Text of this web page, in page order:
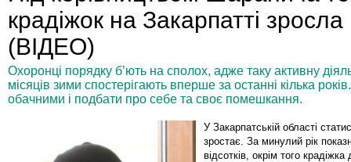
крадіжок на Закарпатті зросла
(ВІДЕО)
Охоронці порядку б’ють на сполох, адже таку активну
місяців зими спостерігають вперше за останні кілька
обачними і подбати про себе та своє помешкання.
У Закарпатській області
зростає. За минулий рік
відсотків, окрім того